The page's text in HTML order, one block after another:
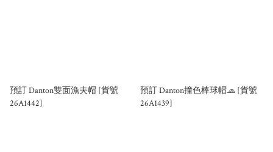
預訂 Danton雙面漁夫帽 [貨號
26A1442]
預訂 Danton撞色棒球帽🧢 [貨號
26A1439]